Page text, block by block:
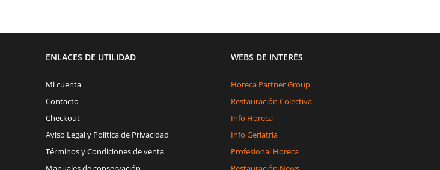
ENLACES DE UTILIDAD
Mi cuenta
Contacto
Checkout
Aviso Legal y Política de Privacidad
Términos y Condiciones de venta
WEBS DE INTERÉS
Horeca Partner Group
Restauración Colectiva
Info Horeca
Info Geriatría
Profesional Horeca